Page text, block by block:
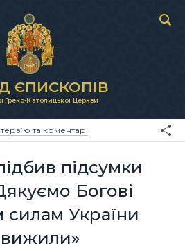
ЄПИСКОПІВ
Греко-Католицької Церкви
та коментарі
підсумки
Богові
України